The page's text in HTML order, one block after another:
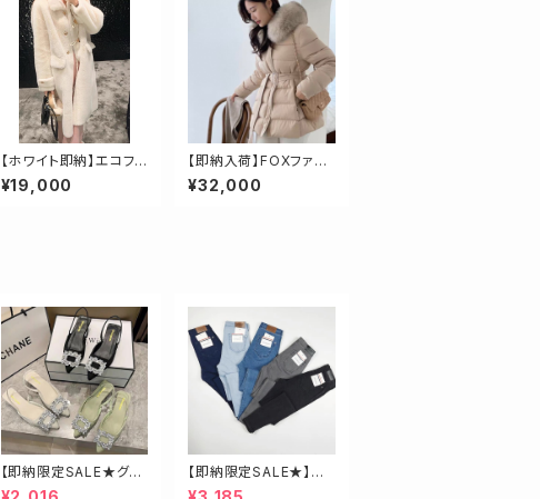
【ホワイト即納】エコファ
ーダッフルコート
¥19,000
【即納入荷】FOXファー
ホワイトダックダウンミ
ドルダウンコート
¥32,000
【即納限定SALE★グリ
ーン23.5】ビジューミュ
【即納限定SALE★】超
ストレッチ！ハイウエスト